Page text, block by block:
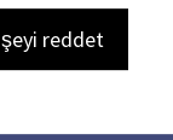
reddet